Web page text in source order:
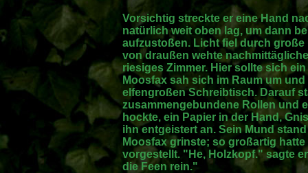
Vorsichtig streckte er eine Hand
natürlich weit oben lag, um dann
aufzustoßen. Licht fiel durch
von draußen wehte
riesiges Zimmer. Hier sollte sich
Moosfax sah sich im Raum um
elfengroßen Schreibtisch. Darauf
zusammengebundene Rollen und
hockte, ein Papier in der Hand,
ihn entgeistert an. Sein Mund
Moosfax grinste; so großartig
vorgestellt. "He, Holzkopf." sagte
die Feen rein."